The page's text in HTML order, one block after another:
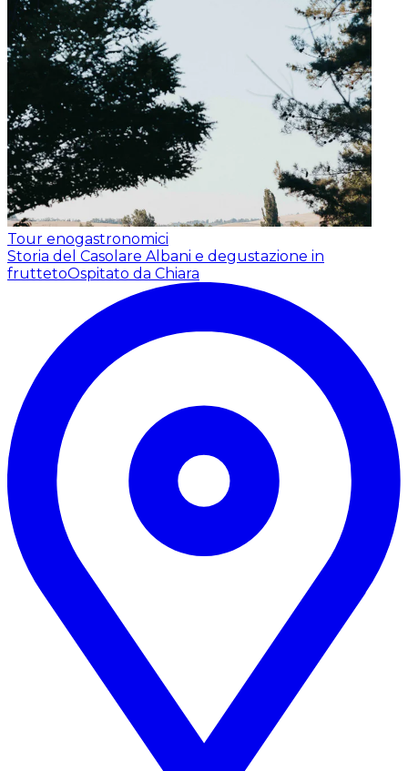
Tour enogastronomici
Storia del Casolare Albani e degustazione in
fruttetoOspitato da Chiara